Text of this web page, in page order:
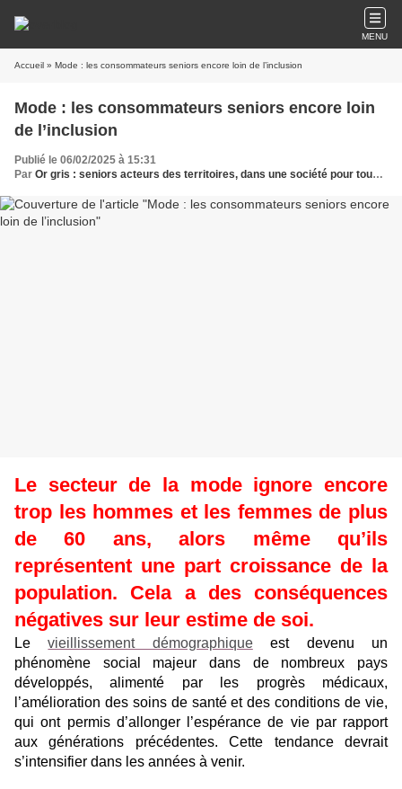
MENU
Accueil » Mode : les consommateurs seniors encore loin de l’inclusion
Mode : les consommateurs seniors encore loin
de l’inclusion
Publié le 06/02/2025 à 15:31
Par Or gris : seniors acteurs des territoires, dans une société pour tous les âges
Le secteur de la mode ignore encore
trop les hommes et les femmes de plus
de 60 ans, alors même qu’ils
représentent une part croissance de la
population. Cela a des conséquences
négatives sur leur estime de soi.
Levieillissement démographiqueest devenu un
phénomène social majeur dans de nombreux pays
développés, alimenté par les progrès médicaux,
l’amélioration des soins de santé et des conditions de vie,
qui ont permis d’allonger l’espérance de vie par rapport
aux générations précédentes. Cette tendance devrait
s’intensifier dans les années à venir.